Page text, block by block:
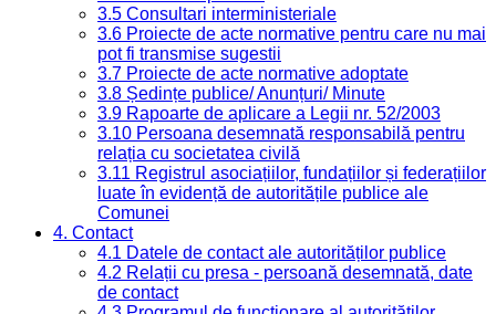
3.5 Consultari interministeriale
3.6 Proiecte de acte normative pentru care nu mai
pot fi transmise sugestii
3.7 Proiecte de acte normative adoptate
3.8 Ședințe publice/ Anunțuri/ Minute
3.9 Rapoarte de aplicare a Legii nr. 52/2003
3.10 Persoana desemnată responsabilă pentru
relația cu societatea civilă
3.11 Registrul asociațiilor, fundațiilor și federațiilor
luate în evidență de autoritățile publice ale
Comunei
4. Contact
4.1 Datele de contact ale autorităților publice
4.2 Relații cu presa - persoană desemnată, date
de contact